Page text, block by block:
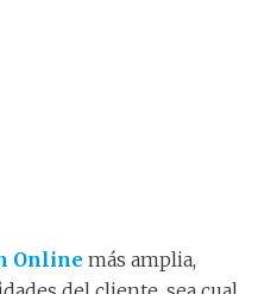
Online más amplia,